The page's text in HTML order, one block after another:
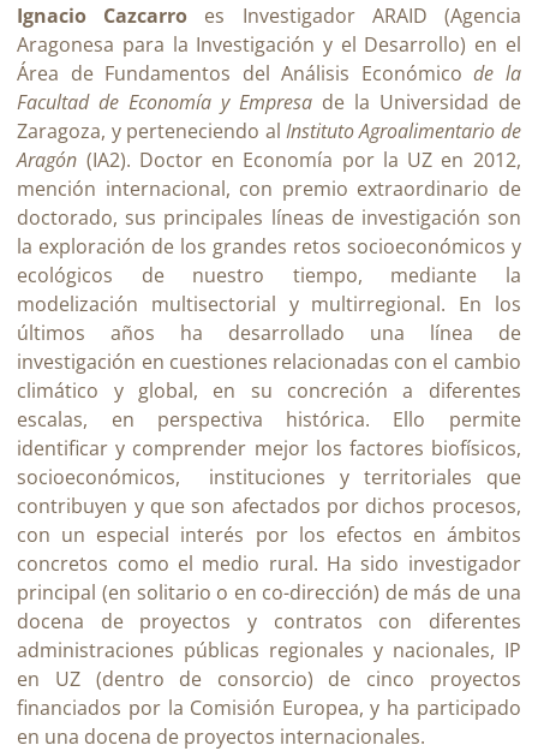
Ignacio Cazcarro es Investigador ARAID (Agencia
Aragonesa para la Investigación y el Desarrollo) en el
Área de Fundamentos del Análisis Económicode la
Facultad de Economía y Empresa de la Universidad de
Zaragoza, y perteneciendo al Instituto Agroalimentario de
Aragón (IA2). Doctor en Economía por la UZ en 2012,
mención internacional, con premio extraordinario de
doctorado, sus principales líneas de investigación son
la exploración de los grandes retos socioeconómicos y
ecológicos de nuestro tiempo, mediante la
modelización multisectorial y multirregional. En los
últimos años ha desarrollado una línea de
investigación en cuestiones relacionadas con el cambio
climático y global, en su concreción a diferentes
escalas, en perspectiva histórica. Ello permite
identificar y comprender mejor los factores biofísicos,
socioeconómicos,
instituciones y territoriales que
contribuyen y que son afectados por dichos procesos,
con un especial interés por los efectos en ámbitos
concretos como el medio rural. Ha sido investigador
principal (en solitario o en co-dirección) de más de una
docena de proyectos y contratos con diferentes
administraciones públicas regionales y nacionales, IP
en UZ (dentro de consorcio) de cinco proyectos
financiados por la Comisión Europea, y ha participado
en una docena de proyectos internacionales.